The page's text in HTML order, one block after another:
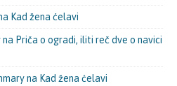
Kad žena ćelavi
na Priča o ogradi, iliti reč dve o navici
na Kad žena ćelavi